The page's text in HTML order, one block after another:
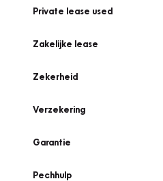
Private lease used
Zakelijke lease
Zekerheid
Verzekering
Garantie
Pechhulp